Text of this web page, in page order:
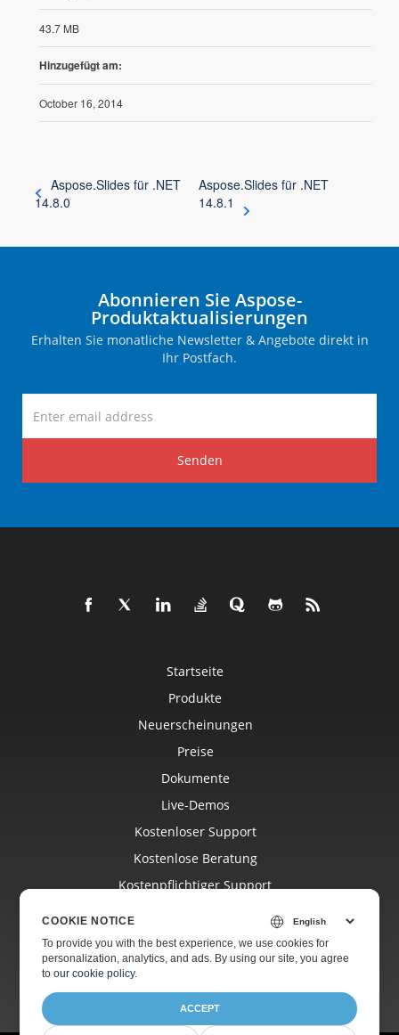
43.7 MB
Hinzugefügt am:
October 16, 2014
Aspose.Slides für .NET
14.8.0
Aspose.Slides für .NET
14.8.1
Abonnieren Sie Aspose-
Produktaktualisierungen
Erhalten Sie monatliche Newsletter & Angebote direkt in
Ihr Postfach.
Senden
Startseite
Produkte
Neuerscheinungen
Preise
Dokumente
Live-Demos
Kostenloser Support
Kostenlose Beratung
Kostenpflichtiger Support
Websites
Über
COOKIE NOTICE
To provide you with the best experience, we use cookies for
personalization, analytics, and ads. By using our site, you agree
toour cookie policy.
ACCEPT